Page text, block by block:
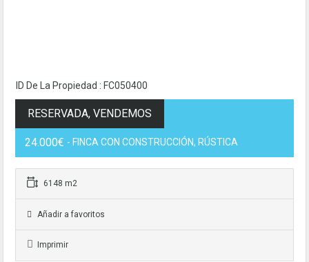
ID De La Propiedad : FC050400
RESERVADA, VENDEMOS
24.000€ - FINCA CON CONSTRUCCIÓN, RÚSTICA
6148 m2
Añadir a favoritos
Imprimir